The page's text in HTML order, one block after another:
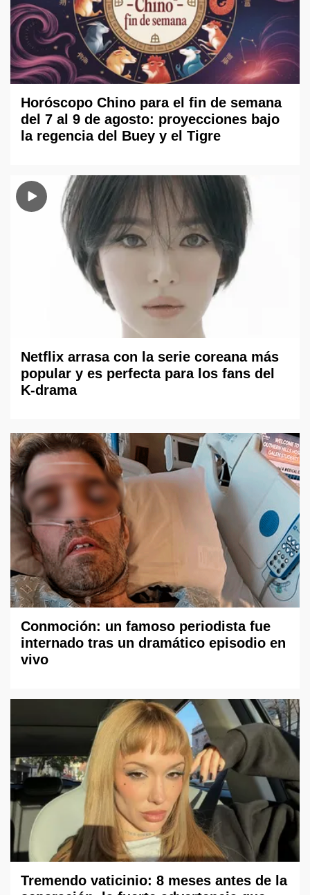
Horóscopo Chino para el fin de semana
del 7 al 9 de agosto: proyecciones bajo
la regencia del Buey y el Tigre
Netflix arrasa con la serie coreana más
popular y es perfecta para los fans del
K-drama
Conmoción: un famoso periodista fue
internado tras un dramático episodio en
vivo
Tremendo vaticinio: 8 meses antes de la